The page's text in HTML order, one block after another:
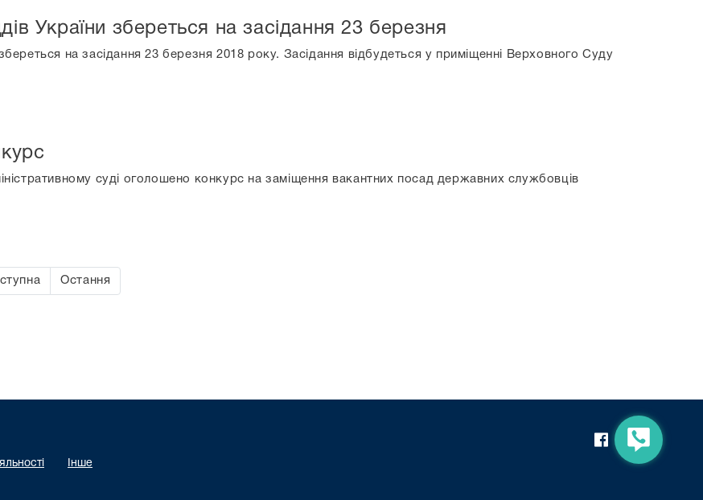
України збереться на засідання 23 березня
на засідання 23 березня 2018 року. Засідання відбудеться у приміщенні Верховного Суду
суді оголошено конкурс на заміщення вакантних посад державних службовців
Остання
Інше